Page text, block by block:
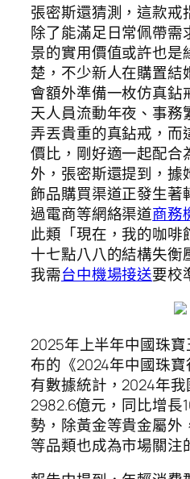
張密斯還猜測，這款戒
除了能滿足日常佩帶需
景的實用價值或許也是
楚，不少新人在購置結
會額外準備一枚仿真鉆
天人員流動年夜、事務
弄丟貴重的真鉆戒，而
價比，剛好適一起配合
外，張密斯還提到，據
飾品購買渠道正發生著
過電商等網絡渠道商務
此類「現在，我的咖啡
十七點八八的結構失衡
我需台中機場接送要校
2025年上半年中國珠
布的《2024年中國珠寶
有數據統計，2024年
2982.6億元，同比增長
勢，除黃金等貴金屬外
等品類也成為市場關注